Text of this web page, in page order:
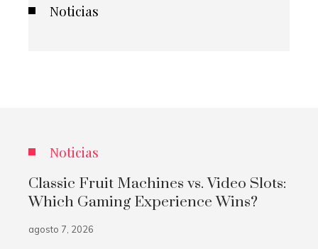
Noticias
Noticias
Classic Fruit Machines vs. Video Slots:
Which Gaming Experience Wins?
agosto 7, 2026